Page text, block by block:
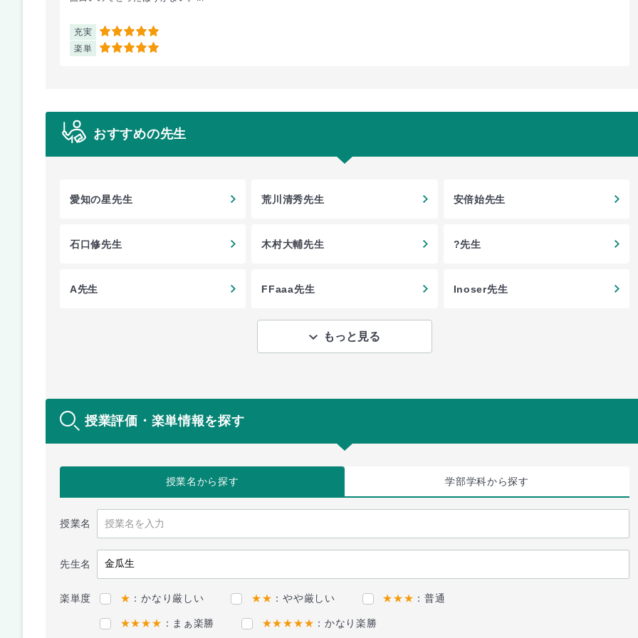
充実 5
楽単 5
おすすめの先生
愛知の星先生 荒川清秀先生 安倍始先生
石口修先生 木村大輔先生 ?先生
A先生 FFaaa先生 Inoser先生
もっと見る
授業評価・楽単情報を探す
授業名から探す 学部学科から探す
授業名
先生名
楽単度 ★ ：かなり厳しい ★★ ：やや厳しい ★★★ ：普通
★★★★ ：まぁ楽勝 ★★★★★ ：かなり楽勝